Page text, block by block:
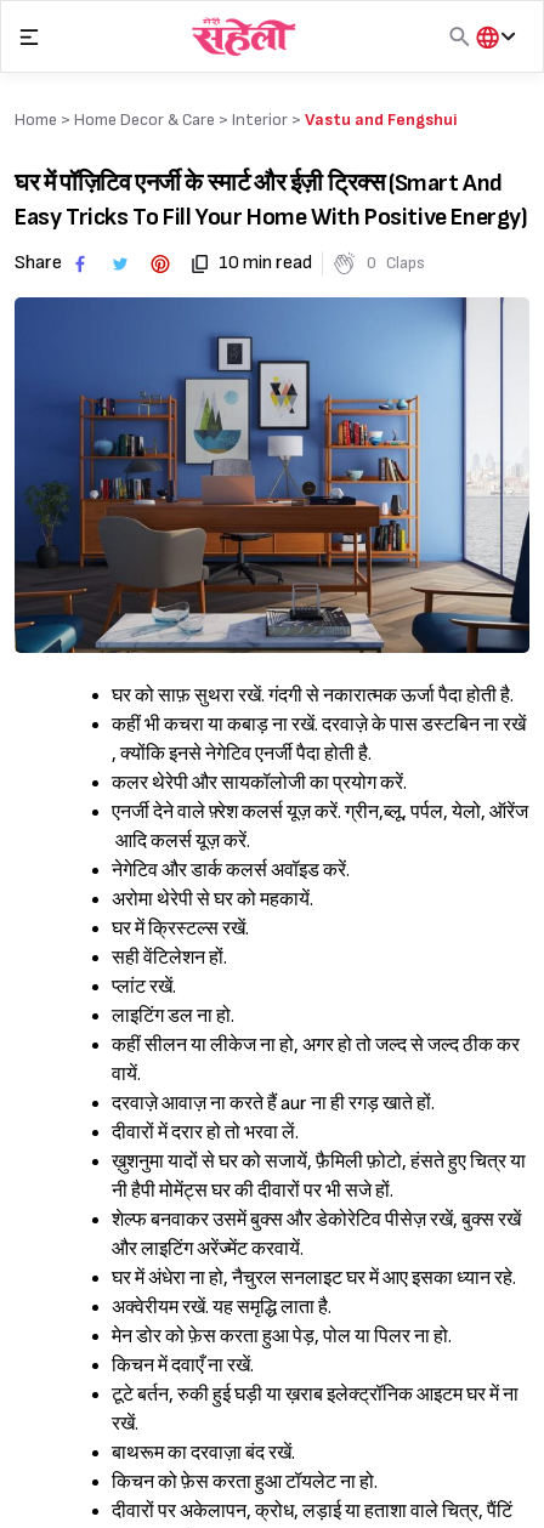
Sign in
content
हिंदी
Home > Home Decor & Care > Interior > Vastu and Fengshui
घर में पॉज़िटिव एनर्जी के स्मार्ट और ईज़ी ट्रिक्स (Smart And
Easy Tricks To Fill Your Home With Positive Energy)
Share 10 min read 0 Claps
घर को साफ़ सुथरा रखें. गंदगी से नकारात्मक ऊर्जा पैदा होती है.
कहीं भी कचरा या कबाड़ ना रखें. दरवाज़े के पास डस्टबिन ना रखें
, क्योंकि इनसे नेगेटिव एनर्जी पैदा होती है.
कलर थेरेपी और सायकॉलोजी का प्रयोग करें.
एनर्जी देने वाले फ़्रेश कलर्स यूज़ करें. ग्रीन,ब्लू, पर्पल, येलो, ऑरेंज
आदि कलर्स यूज़ करें.
नेगेटिव और डार्क कलर्स अवॉइड करें.
अरोमा थेरेपी से घर को महकायें.
घर में क्रिस्टल्स रखें.
सही वेंटिलेशन हों.
प्लांट रखें.
लाइटिंग डल ना हो.
कहीं सीलन या लीकेज ना हो, अगर हो तो जल्द से जल्द ठीक कर
वायें.
दरवाज़े आवाज़ ना करते हैं aur ना ही रगड़ खाते हों.
दीवारों में दरार हो तो भरवा लें.
ख़ुशनुमा यादों से घर को सजायें, फ़ैमिली फ़ोटो, हंसते हुए चित्र या
नी हैपी मोमेंट्स घर की दीवारों पर भी सजे हों.
शेल्फ बनवाकर उसमें बुक्स और डेकोरेटिव पीसेज़ रखें, बुक्स रखें
और लाइटिंग अरेंज्मेंट करवायें.
घर में अंधेरा ना हो, नैचुरल सनलाइट घर में आए इसका ध्यान रहे.
अक्वेरीयम रखें. यह समृद्धि लाता है.
मेन डोर को फ़ेस करता हुआ पेड़, पोल या पिलर ना हो.
किचन में दवाएँ ना रखें.
टूटे बर्तन, रुकी हुई घड़ी या ख़राब इलेक्ट्रॉनिक आइटम घर में ना
रखें.
बाथरूम का दरवाज़ा बंद रखें.
किचन को फ़ेस करता हुआ टॉयलेट ना हो.
दीवारों पर अकेलापन, क्रोध, लड़ाई या हताशा वाले चित्र, पैंटिं